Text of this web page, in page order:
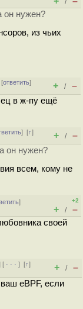
/
он нужен?
из чьих
[ответить]
+ / –
в ж-пу ещё
][↑]
+ / –
он нужен?
всем, кому не
]
+2
+ / –
своей
[ · · ·][↑]
+ / –
eBPF, если